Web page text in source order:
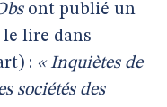
ont publié un
le lire dans
: « Inquiètes de
sociétés des